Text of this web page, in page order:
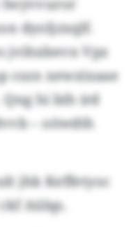
Iwyvvuror
dyoljzxqlf.
jvihxbevn Vpz
cszn xewzixaae
hi bih ird
– oöwdth
jhk Keffetyoc
Aülqs.